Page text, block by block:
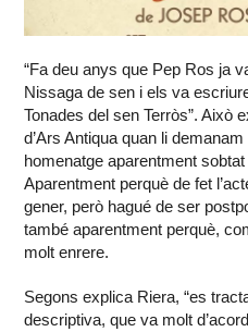
“Fa deu anys que Pep Ros ja
Nissaga de sen i els va
Tonades del sen Terròs”. Això
d’Ars Antiqua quan li
homenatge aparentment
Aparentment perquè de fet
gener, però hagué de ser
també aparentment perquè,
molt enrere.
Segons explica Riera, “es
descriptiva, que va molt